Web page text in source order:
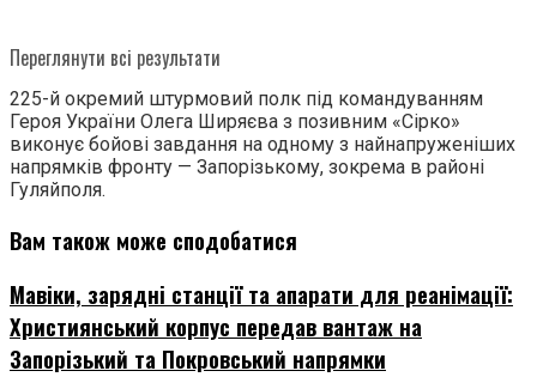
Переглянути всі результати
225-й окремий штурмовий полк під командуванням
Героя України Олега Ширяєва з позивним «Сірко»
виконує бойові завдання на одному з найнапруженіших
напрямків фронту — Запорізькому, зокрема в районі
Гуляйполя.
Вам також може сподобатися
Мавіки, зарядні станції та апарати для реанімації:
Християнський корпус передав вантаж на
Запорізький та Покровський напрямки